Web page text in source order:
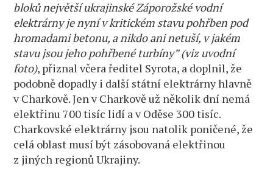
bloků největší ukrajinské Záporožské vodní
elektrárny je nyní v kritickém stavu pohřben pod
hromadami betonu, a nikdo ani netuší, v jakém
stavu jsou jeho pohřbené turbíny” (viz uvodní
foto), přiznal včera ředitel Syrota, a doplnil, že
podobně dopadly i další státní elektrárny hlavně
v Charkově. Jen v Charkově už několik dní nemá
elektřinu 700 tisíc lidí a v Oděse 300 tisíc.
Charkovské elektrárny jsou natolik poničené, že
celá oblast musí být zásobovaná elektřinou
z jiných regionů Ukrajiny.